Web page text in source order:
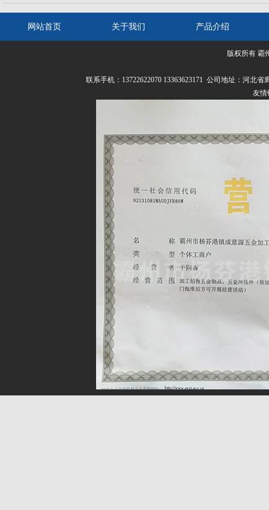
网站首页 关于我们 产品介绍
版权所有 霸
联系手机：13722622070 13363623171 公司地址：河北
友情